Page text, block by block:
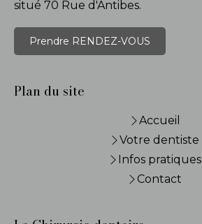
situé 70 Rue d'Antibes.
Prendre RENDEZ-VOUS
Plan du site
Accueil
Votre dentiste
Infos pratiques
Contact